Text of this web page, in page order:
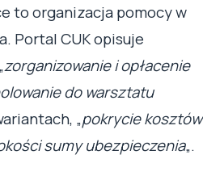
to organizacja pomocy w
Portal CUK opisuje
zorganizowanie i opłacenie
do warsztatu
„pokrycie kosztów
sumy ubezpieczenia„.